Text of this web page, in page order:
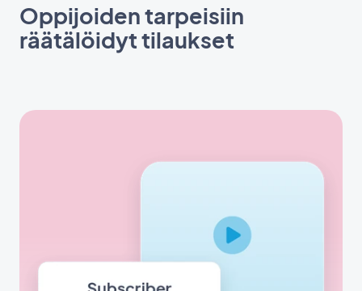
Oppijoiden tarpeisiin
räätälöidyt tilaukset